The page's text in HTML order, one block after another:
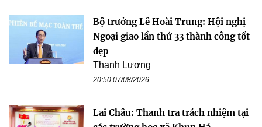
Bộ trưởng Lê Hoài Trung: Hội nghị
Ngoại giao lần thứ 33 thành công tốt
đẹp
Thanh Lương
20:50 07/08/2026
Lai Châu: Thanh tra trách nhiệm tại